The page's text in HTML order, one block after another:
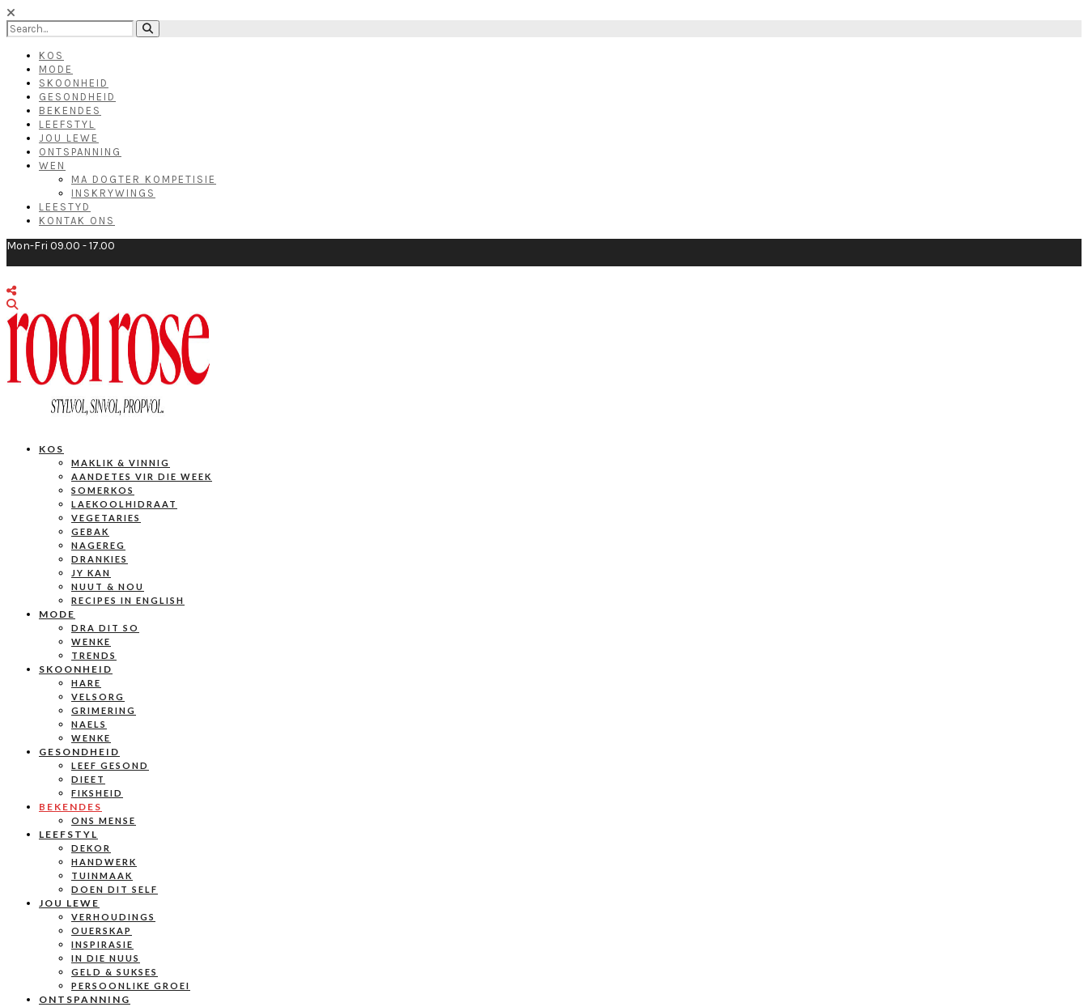
KOS
MODE
SKOONHEID
GESONDHEID
BEKENDES
LEEFSTYL
JOU LEWE
ONTSPANNING
WEN
MA DOGTER KOMPETISIE
INSKRYWINGS
LEESTYD
KONTAK ONS
Mon-Fri 09.00 - 17.00
KOS
MAKLIK & VINNIG
AANDETES VIR DIE WEEK
SOMERKOS
LAEKOOLHIDRAAT
VEGETARIES
GEBAK
NAGEREG
DRANKIES
JY KAN
NUUT & NOU
RECIPES IN ENGLISH
MODE
DRA DIT SO
WENKE
TRENDS
SKOONHEID
HARE
VELSORG
GRIMERING
NAELS
WENKE
GESONDHEID
LEEF GESOND
DIEET
FIKSHEID
BEKENDES
ONS MENSE
LEEFSTYL
DEKOR
HANDWERK
TUINMAAK
DOEN DIT SELF
JOU LEWE
VERHOUDINGS
OUERSKAP
INSPIRASIE
IN DIE NUUS
GELD & SUKSES
PERSOONLIKE GROEI
ONTSPANNING